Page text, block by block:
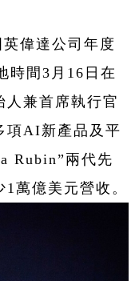
偉達公司年度
時間3月16日在
人兼首席執行官
項AI新產品及平
Rubin”兩代先
萬億美元營收。